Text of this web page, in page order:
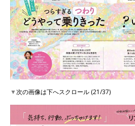
▼次の画像は下へスクロール (21/37)